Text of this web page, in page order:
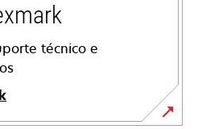
técnico e